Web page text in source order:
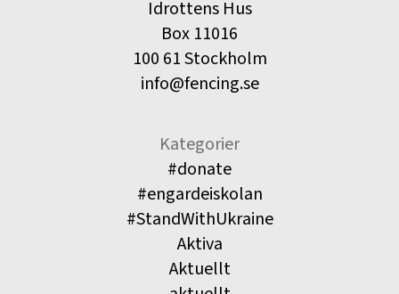
Idrottens Hus
Box 11016
100 61 Stockholm
info@fencing.se
Kategorier
#donate
#engardeiskolan
#StandWithUkraine
Aktiva
Aktuellt